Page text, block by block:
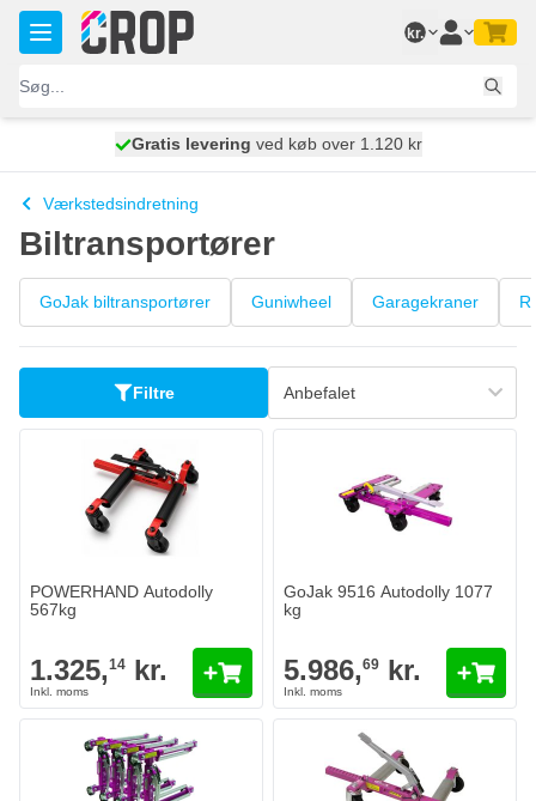
Skip to Content
kr.
vi sender i morgen
Gratis levering ved køb over 1.120 kr
100 dage
Værkstedsindretning
Biltransportører
GoJak biltransportører Guniwheel Garagekraner
Filtre
POWERHAND Autodolly
567kg
1.325,14 kr.
GoJak 9516 Autodolly 1077
kg
5.986,69 kr.